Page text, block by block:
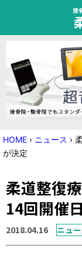
接
HOME
トピック
ニュース
国家試験対策
学会・セミナー
HOME › ニュース ›
が決定
柔道整復
14回開催
2018.04.16 ニュ